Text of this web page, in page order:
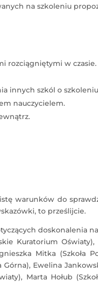
na szkoleniu
rozciągniętymi w czasie.
innych szkól o
nauczycielem.
warunków do
to prześlijcie.
doskonalenia
Kuratorium Oświaty),
Mitka (Szkoła
Ewelina
Marta Hołub